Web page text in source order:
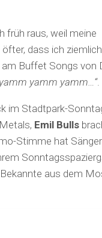
früh raus, weil meine
dass ich
Buffet Songs von
yamm yamm…“.
im Stadtpark-
Emil Bulls
Stimme hat Sänger
aus dem